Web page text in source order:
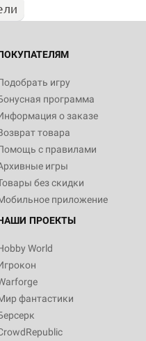
игру
программа
о заказе
товара
с правилами
игры
без скидки
приложение
ПРОЕКТЫ
World
фантастики